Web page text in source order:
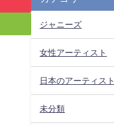
ジャニーズ
女性アーティスト
日本のアーティスト
未分類